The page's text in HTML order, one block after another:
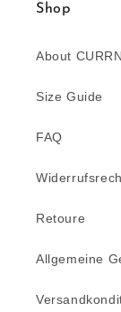
Shop
About
Size Guide
FAQ
Retoure
Allgemeine